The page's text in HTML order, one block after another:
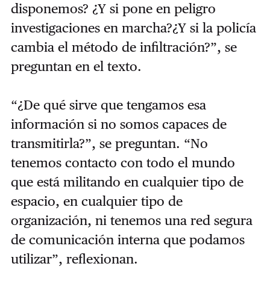
disponemos? ¿Y si pone en peligro
investigaciones en marcha?¿Y si la policía
cambia el método de infiltración?”, se
preguntan en el texto.
“¿De qué sirve que tengamos esa
información si no somos capaces de
transmitirla?”, se preguntan. “No
tenemos contacto con todo el mundo
que está militando en cualquier tipo de
espacio, en cualquier tipo de
organización, ni tenemos una red segura
de comunicación interna que podamos
utilizar”, reflexionan.